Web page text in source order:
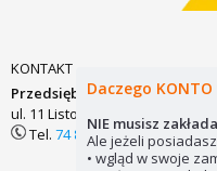
KONTAKT
Przedsiębiorstwo
ul. 11 Listopada 7
58-200
Tel. 74 831 18 82lubkom.
Daczego
NIE musisz
Ale jeżeli
• wgląd w swoje